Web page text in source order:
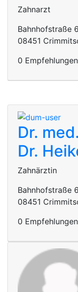
Zahnarzt
Bahnhofstraße 6
08451
0 Empfehlungen
Dr.
Dr.
Zahnärztin
Bahnhofstraße 6
08451
0 Empfehlungen